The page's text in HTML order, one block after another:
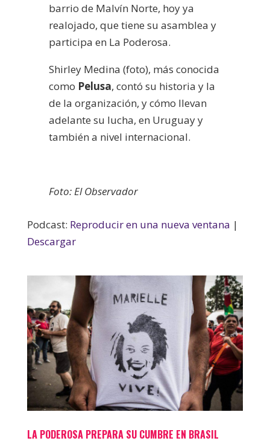
barrio de Malvín Norte, hoy ya
realojado, que tiene su asamblea y
participa en La Poderosa.
Shirley Medina (foto), más conocida
como Pelusa, contó su historia y la
de la organización, y cómo llevan
adelante su lucha, en Uruguay y
también a nivel internacional.
Foto: El Observador
Podcast: Reproducir en una nueva ventana |
Descargar
LA PODEROSA PREPARA SU CUMBRE EN BRASIL